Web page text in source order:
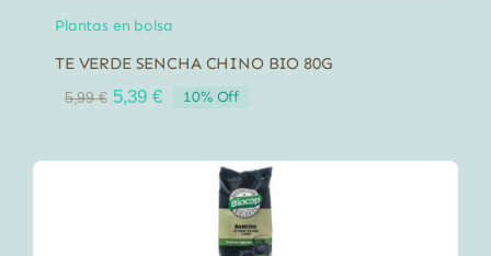
Plantas en bolsa
TE VERDE SENCHA CHINO BIO 80G
5,99€ El
era:
5,39 €El
es:
10% Off